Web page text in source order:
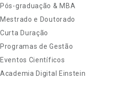
Pós-graduação & MBA
Mestrado e Doutorado
Curta Duração
Programas de Gestão
Eventos Científicos
Academia Digital Einstein